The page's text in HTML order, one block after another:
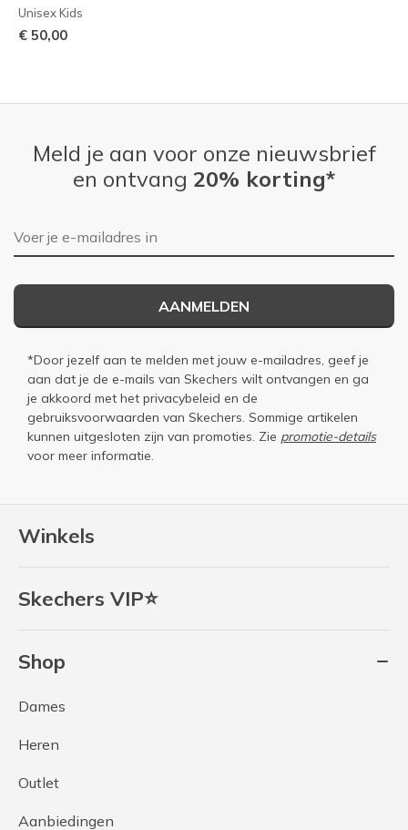
Unisex Kids
€ 50,00
Winkels
Skechers VIP⭐
Shop
Dames
Heren
Outlet
Aanbiedingen
Meld je aan voor onze nieuwsbrief
en ontvang 20% korting*
E-mailadres
AANMELDEN
*Door jezelf aan te melden met jouw e-mailadres, geef je
aan dat je de e-mails van Skechers wilt ontvangen en ga
je akkoord met het privacybeleid en de
gebruiksvoorwaarden van Skechers. Sommige artikelen
kunnen uitgesloten zijn van promoties. Zie promotie-details
voor meer informatie.